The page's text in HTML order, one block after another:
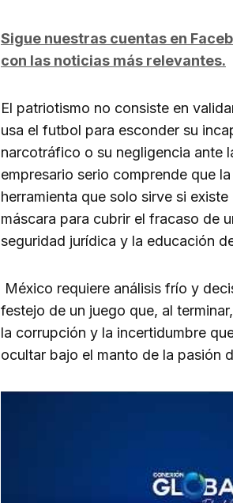
Sigue nuestras cuentas en
con las noticias más relevantes.
El patriotismo no consiste en
usa el futbol para esconder su
narcotráfico o su negligencia ante
empresario serio comprende que
herramienta que solo sirve si
máscara para cubrir el fracaso de
seguridad jurídica y la educación
México requiere análisis frío y
festejo de un juego que, al
la corrupción y la incertidumbre
ocultar bajo el manto de la pasión